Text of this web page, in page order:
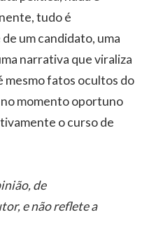
tudo é
um candidato, uma
narrativa que viraliza
mesmo fatos ocultos do
momento oportuno
o curso de
de
e não reflete a